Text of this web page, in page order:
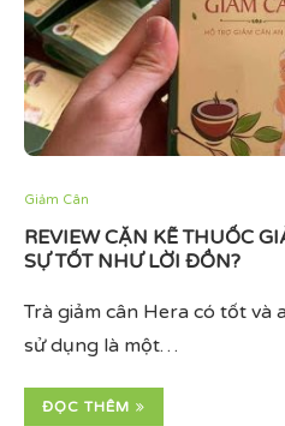
Giảm Cân
REVIEW CẶN KẼ THUỐC
SỰ TỐT NHƯ LỜI ĐỒN?
Trà giảm cân Hera có tốt
sử dụng là một…
ĐỌC THÊM